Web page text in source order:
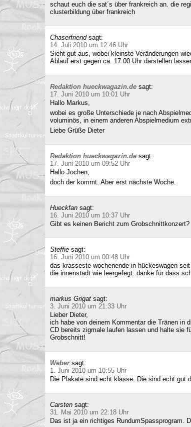
schaut euch die sat´s über frankreich an. die
clusterbildung über frankreich
Chaserfriend sagt:
14. Juli 2010 um 12:46 Uhr
Sieht gut aus, wobei kleinste Veränderungen
Ablauf erst gegen ca. 17:00 Uhr darstellen
Redaktion hueckwagazin.de sagt:
17. Juni 2010 um 10:01 Uhr
Hallo Markus,
wobei es große Unterschiede je nach
voluminös, in einem anderen Abspielmedium
Liebe Grüße Dieter
Redaktion hueckwagazin.de sagt:
17. Juni 2010 um 09:52 Uhr
Hallo Jochen,
doch der kommt. Aber erst nächste Woche.
Hueckfan sagt:
16. Juni 2010 um 10:37 Uhr
Gibt es keinen Bericht zum Grobschnittkonzert?
Steffie sagt:
16. Juni 2010 um 00:48 Uhr
das krasseste wochenende in hückeswagen
die innenstadt wie leergefegt. danke für dass
markus Grigat sagt:
3. Juni 2010 um 21:33 Uhr
Lieber Dieter,
ich habe von deinem Kommentar die Tränen in
CD bereits zigmale laufen lassen und halte sie
Grobschnitt!
Weber sagt:
1. Juni 2010 um 10:55 Uhr
Die Plakate sind echt klasse. Die sind echt gut
Carsten sagt:
31. Mai 2010 um 22:18 Uhr
Das ist ja ein richtiges RundumSpassprogram.